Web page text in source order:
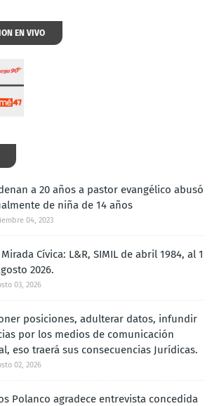
EN VIVO
a 20 años a pastor evangélico abusó
de niña de 14 años
04, 2023
Cívica: L&R, SIMIL de abril 1984, al 1
2026.
03, 2026
posiciones, adulterar datos, infundir
por los medios de comunicación
eso traerá sus consecuencias Jurídicas.
02, 2026
Polanco agradece entrevista concedida